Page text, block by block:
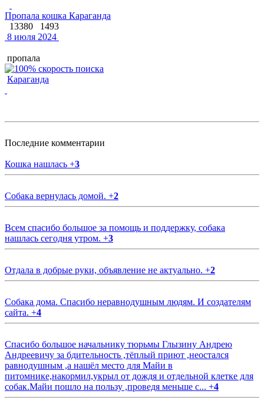
Пропала кошка Караганда
13380
1493
8 июля 2024
пропала
Караганда
Последние комментарии
Кошка нашлась +3
Собака вернулась домой. +2
Всем спасибо большое за помощь и поддержку, собака
нашлась сегодня утром. +3
Отдала в добрые руки, объявление не актуально. +2
Собака дома. Спасибо неравнодушным людям. И создателям
сайта. +4
Спасибо большое начальнику тюрьмы Глызину Андрею
Андреевичу за бдительность ,тёплый приют ,неостался
равнодушным ,а нашёл место для Майи в
питомнике,накормил,укрыл от дождя и отдельной клетке для
собак.Майи пошло на пользу ,проведя меньше с... +4